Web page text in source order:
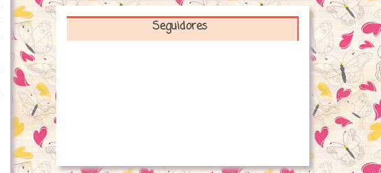
Seguidores